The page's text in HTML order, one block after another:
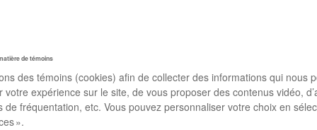
Century: Bridging Divides
de témoins
des témoins (cookies) afin de collecter des informations qui nous
votre expérience sur le site, de vous proposer des contenus vidéo,
de fréquentation, etc. Vous pouvez personnaliser votre choix en
».